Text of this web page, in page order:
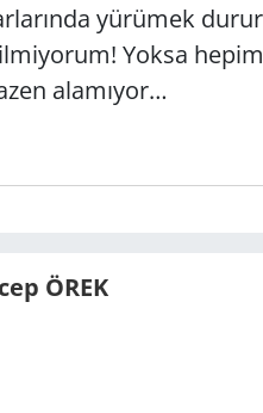
yürümek
Yoksa
alamıyor…
ÖREK